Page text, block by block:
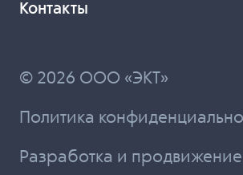
Контакты
© 2026 ООО «ЭКТ»
Политика
Разработка и продвижение